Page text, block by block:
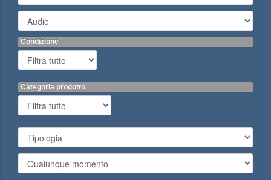
Condizione
Categoria prodotto